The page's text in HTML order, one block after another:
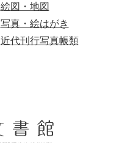
絵図・地図
写真・絵はがき
近代刊行写真帳類